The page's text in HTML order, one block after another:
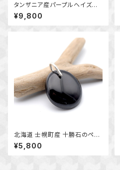
タンザニア産パープルヘイズサ
ンストーンの粒飾りリング 約1
1号 ～静かに宿る煌めき～
天然石アクセサリー 指輪 一
¥9,800
北海道 士幌町産 十勝石のペン
ダント 天然石アクセサリー
一点物 macari
¥5,800